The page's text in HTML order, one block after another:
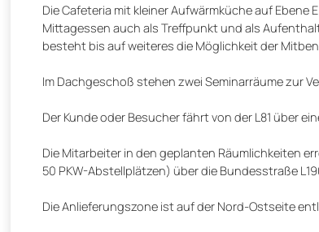
Die Cafeteria mit kleiner Aufwärmküche auf
Mittagessen auch als Treffpunkt und als
besteht bis auf weiteres die Möglichkeit der
Im Dachgeschoß stehen zwei Seminarräume zur
Der Kunde oder Besucher fährt von der L81 über
Die Mitarbeiter in den geplanten Räumlichkeiten
50 PKW-Abstellplätzen) über die Bundesstraße
Die Anlieferungszone ist auf der Nord-Ostseite